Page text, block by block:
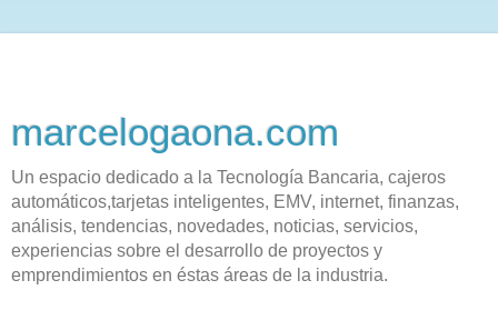
marcelogaona.com
Un espacio dedicado a la Tecnología Bancaria, cajeros
automáticos,tarjetas inteligentes, EMV, internet, finanzas,
análisis, tendencias, novedades, noticias, servicios,
experiencias sobre el desarrollo de proyectos y
emprendimientos en éstas áreas de la industria.